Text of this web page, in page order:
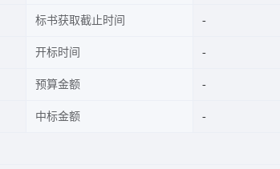
标书获取截止时间
开标时间
预算金额
中标金额